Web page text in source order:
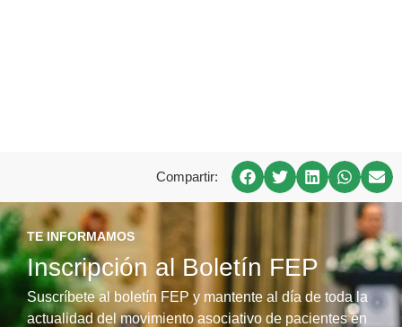
Compartir:
TE INFORMAMOS
Inscripción al Boletín FEP
Suscríbete al boletín FEP y mantente al día de toda la
actualidad del movimiento asociativo de pacientes en